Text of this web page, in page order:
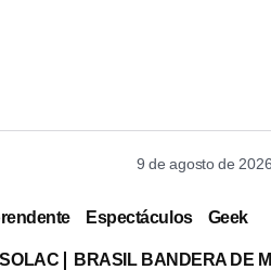
9 de agosto de
Espectáculos Geek
BRASIL BANDERA DE